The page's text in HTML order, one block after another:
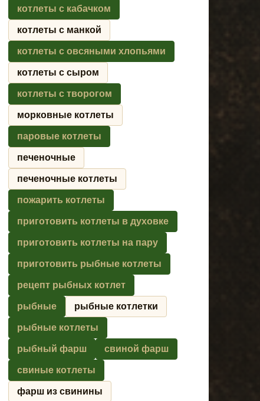
котлеты с кабачком
котлеты с манкой
котлеты с овсяными хлопьями
котлеты с сыром
котлеты с творогом
морковные котлеты
паровые котлеты
печеночные
печеночные котлеты
пожарить котлеты
приготовить котлеты в духовке
приготовить котлеты на пару
приготовить рыбные котлеты
рецепт рыбных котлет
рыбные рыбные котлетки
рыбные котлеты
рыбный фарш свиной фарш
свиные котлеты
фарш из свинины